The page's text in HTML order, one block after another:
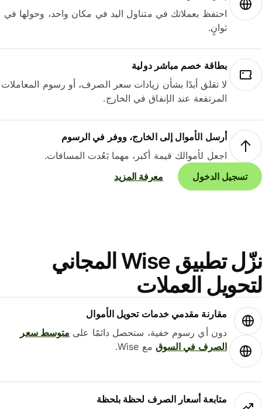
احتفظ بعملاتك في متناول اليد في مكان واحد، وحولها في
ثوانٍ.
بطاقة خصم مباشر دولية
لا تقلق أبدًا بشأن زيادات سعر الصرف، أو رسوم المعاملات
المرتفعة عند الإنفاق في الخارج.
أرسل الأموال إلى الخارج، ووفر في الرسوم
اجعل لأموالك قيمة أكبر، مهما بَعُدت المسافات.
تسجيل الدخول
معرفة المزيد
نزّل تطبيق Wise المجاني
العملات
مقارنة مقدمي خدمات تحويل الأموال
دون أي رسوم خفية، ستحصل دائمًا علىمتوسط ​​سعر
الصرف في السوقمع Wise.
متابعة أسعار الصرف لحظة بلحظة